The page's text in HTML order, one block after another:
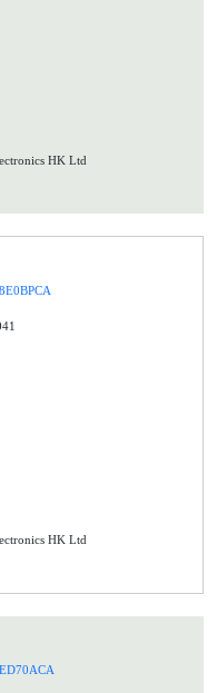
HK Ltd
HK Ltd